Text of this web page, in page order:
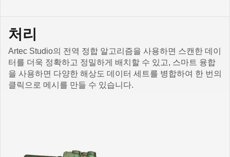
처리
Artec Studio의 전역 정합 알고리즘을 사용하면 스캔한 데이
터를 더욱 정확하고 정밀하게 배치할 수 있고, 스마트 융합
을 사용하면 다양한 해상도 데이터 세트를 병합하여 한 번의
클릭으로 메시를 만들 수 있습니다.